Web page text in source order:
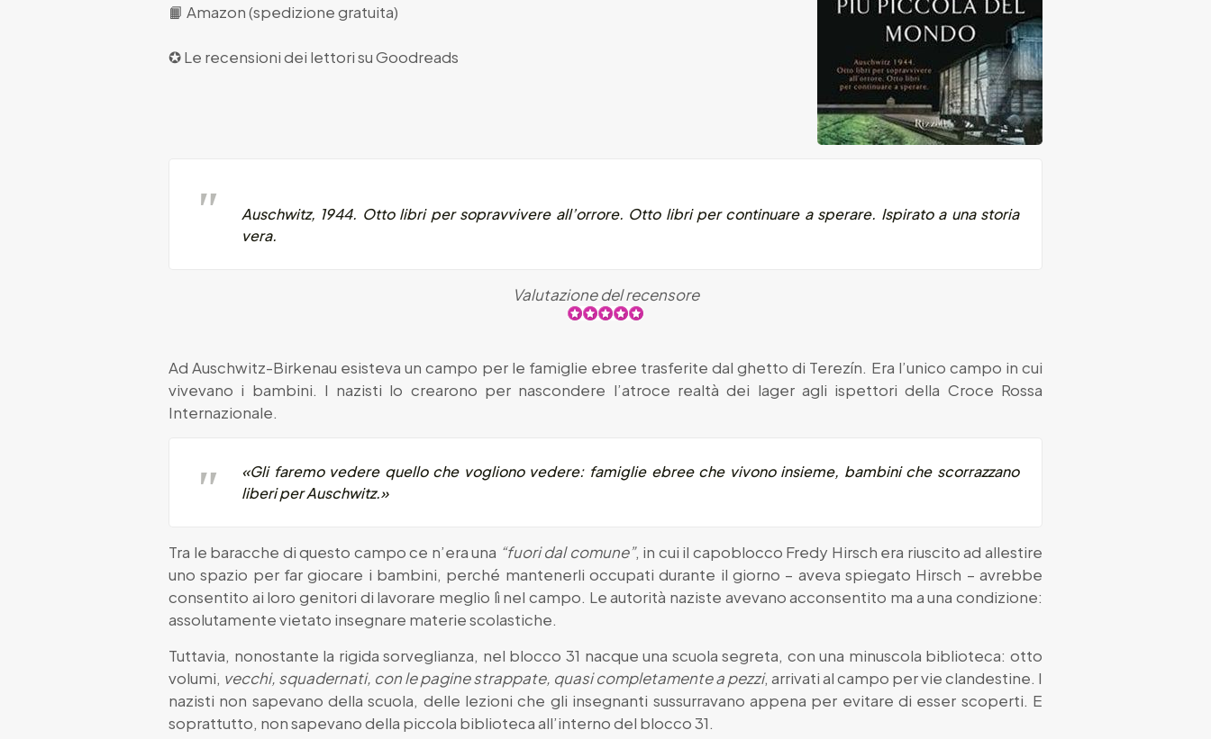
📙 Amazon (spedizione gratuita)
✪ Le recensioni dei lettori suGoodreads
Auschwitz, 1944. Otto libri per sopravvivere all’orrore. Otto libri per continuare a sperare. Ispirato a una storia
vera.
Valutazione del recensore
Ad Auschwitz-Birkenau esisteva un campo per le famiglie ebree trasferite dal ghetto di Terezín. Era l’unico campo in cui
vivevano i bambini. I nazisti lo crearono per nascondere l’atroce realtà dei lager agli ispettori della Croce Rossa
Internazionale.
«Gli faremo vedere quello che vogliono vedere: famiglie ebree che vivono insieme, bambini che scorrazzano
liberi per Auschwitz.»
Tra le baracche di questo campo ce n’era una “fuori dal comune”, in cui il capoblocco Fredy Hirsch era riuscito ad allestire
uno spazio per far giocare i bambini, perché mantenerli occupati durante il giorno – aveva spiegato Hirsch – avrebbe
consentito ai loro genitori di lavorare meglio lì nel campo. Le autorità naziste avevano acconsentito ma a una condizione:
assolutamente vietato insegnare materie scolastiche.
Tuttavia, nonostante la rigida sorveglianza, nel blocco 31 nacque una scuola segreta, con una minuscola biblioteca: otto
volumi, vecchi, squadernati, con le pagine strappate, quasi completamente a pezzi, arrivati al campo per vie clandestine. I
nazisti non sapevano della scuola, delle lezioni che gli insegnanti sussurravano appena per evitare di esser scoperti. E
soprattutto, non sapevano della piccola biblioteca all’interno del blocco 31.